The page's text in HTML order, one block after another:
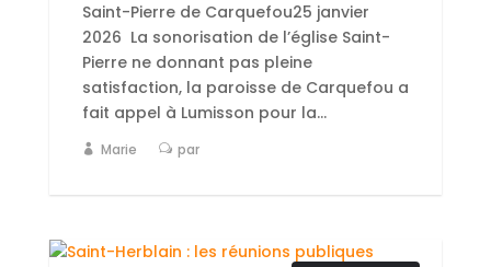
Saint-Pierre de Carquefou25 janvier
2026 La sonorisation de l’église Saint-
Pierre ne donnant pas pleine
satisfaction, la paroisse de Carquefou a
fait appel à Lumisson pour la...
Marie par